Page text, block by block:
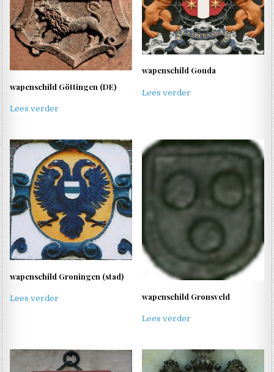
wapenschild Göttingen (DE)
Lees verder
wapenschild Gouda
Lees verder
wapenschild Groningen (stad)
Lees verder wapenschild Gronsveld
Lees verder